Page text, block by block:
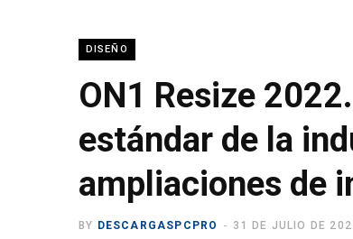
o
k
a
m
DISEÑO
ON1 Resize
estándar de la
ampliaciones de
BY DESCARGASPCPRO 31 DE JULIO DE